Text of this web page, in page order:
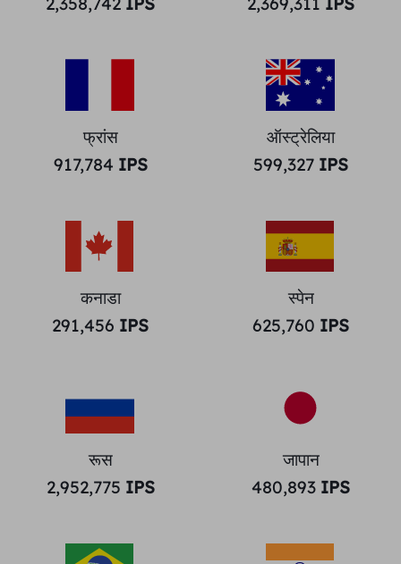
फ्रांस
917,784 IPS
ऑस्ट्रेलिया
599,327 IPS
कनाडा
291,456 IPS
स्पेन
625,760 IPS
रूस
2,952,775 IPS
जापान
480,893 IPS